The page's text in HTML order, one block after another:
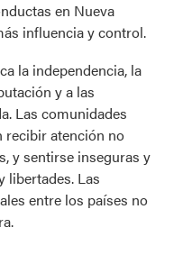
en Nueva
influencia y control.
la independencia, la
y a las
Las comunidades
recibir atención no
y sentirse inseguras y
libertades. Las
entre los países no